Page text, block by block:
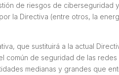
de riesgos de ciberseguridad
la Directiva (entre otros, la
que sustituirá a la actual
común de seguridad de las
medianas y grandes que